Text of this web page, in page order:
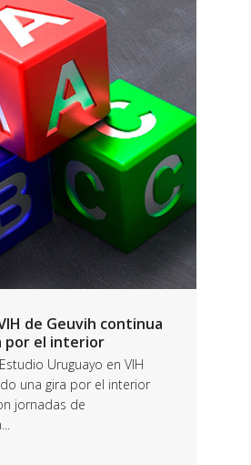
de Geuvih continua
por el interior
Uruguayo en VIH
una gira por el interior
jornadas de